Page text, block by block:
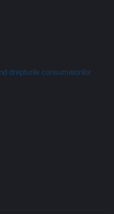
drepturile consumatorilor